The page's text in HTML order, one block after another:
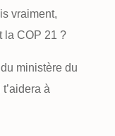
vraiment,
la COP 21 ?
ministère du
à